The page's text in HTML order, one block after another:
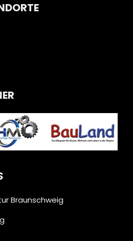
Braunschweig